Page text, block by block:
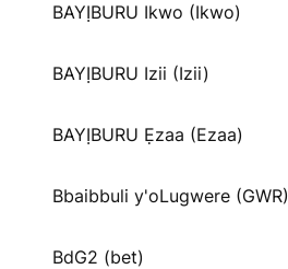
BAYỊBURU Ikwo (Ikwo)
BAYỊBURU Izii (Izii)
BAYỊBURU Ẹzaa (Ezaa)
Bbaibbuli y'oLugwere (GWR)
BdG2 (bet)